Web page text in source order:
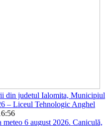
din judetul Ialomita, Municipiul
– Liceul Tehnologic Anghel
meteo 6 august 2026. Caniculă,